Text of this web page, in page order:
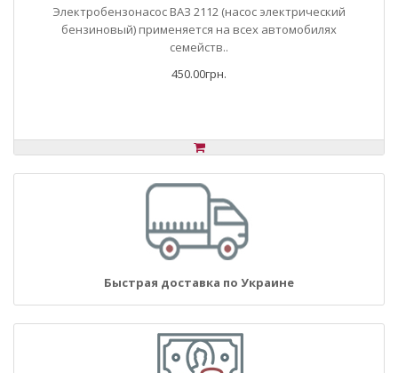
Электробензонасос ВАЗ 2112 (насос электрический
бензиновый) применяется на всех автомобилях
семейств..
450.00грн.
Быстрая доставка по Украине